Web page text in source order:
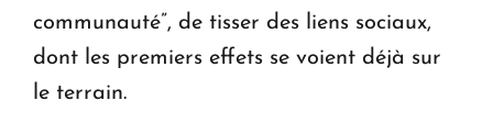
communauté”, de tisser des liens sociaux,
dont les premiers effets se voient déjà sur
le terrain.